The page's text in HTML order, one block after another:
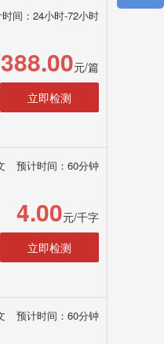
间：24小时-72小时
388.00元/篇
立即检测
预计时间：60分钟
4.00元/千字
立即检测
预计时间：60分钟